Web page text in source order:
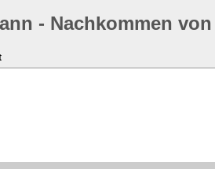
- Nachkommen